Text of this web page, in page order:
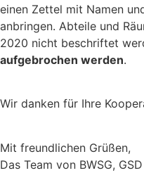
einen Zettel mit Namen
anbringen. Abteile und
2020 nicht beschriftet
aufgebrochen werden.
Wir danken für Ihre
Mit freundlichen Grüßen,
Das Team von BWSG,